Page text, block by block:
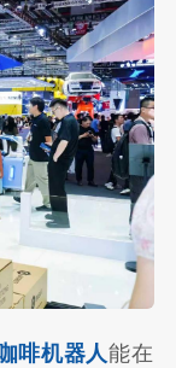
啡机器人能在